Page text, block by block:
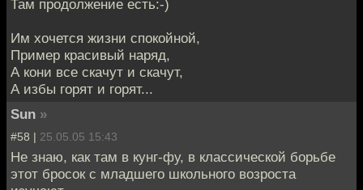
Там продолжение есть:-)
Им хочется жизни спокойной,
Пример красивый наряд,
А кони все скачут и скачут,
А избы горят и горят...
Sun »
#58 | 25.05.05 15:43
Не знаю, как там в кунг-фу, в классической борьбе
этот бросок с младшего школьного возроста